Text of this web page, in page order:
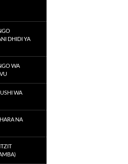
DHIDI YA
WA
WA
NA